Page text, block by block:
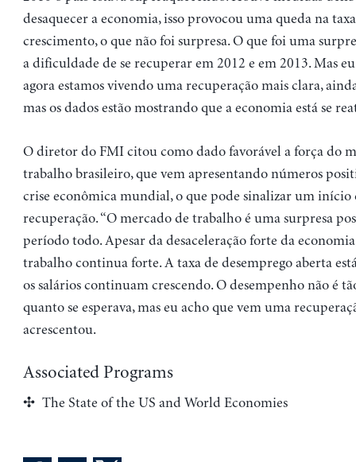
desaquecer a economia, isso provocou uma queda na
crescimento, o que não foi surpresa. O que foi uma
a dificuldade de se recuperar em 2012 e em 2013. Mas
agora estamos vivendo uma recuperação mais clara,
mas os dados estão mostrando que a economia está se
O diretor do FMI citou como dado favorável a força do
trabalho brasileiro, que vem apresentando números
crise econômica mundial, o que pode sinalizar um início
recuperação. “O mercado de trabalho é uma surpresa
período todo. Apesar da desaceleração forte da
trabalho continua forte. A taxa de desemprego aberta
os salários continuam crescendo. O desempenho não é
quanto se esperava, mas eu acho que vem uma
acrescentou.
Associated Programs
The State of the US and World Economies